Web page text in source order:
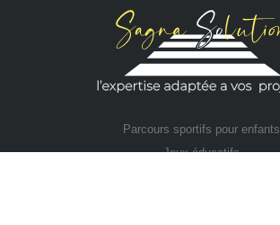
Parcours sportifs pour enfants
Jeux éducatifs